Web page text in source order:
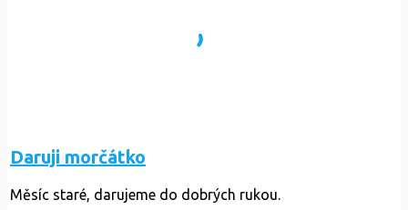
Daruji morčátko
Měsíc staré, darujeme do dobrých rukou.